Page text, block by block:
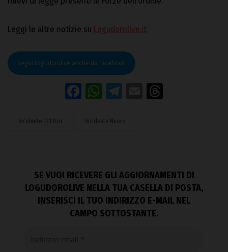
Leggi le altre notizie su Logudorolive.it
Segui Logudorolive anche da Facebook
Facebook
WhatsApp
Telegram
Email
Incidente 131 Dcn Incidente Nuoro
SE VUOI RICEVERE GLI AGGIORNAMENTI DI
LOGUDOROLIVE NELLA TUA CASELLA DI POSTA,
INSERISCI IL TUO INDIRIZZO E-MAIL NEL
CAMPO SOTTOSTANTE.